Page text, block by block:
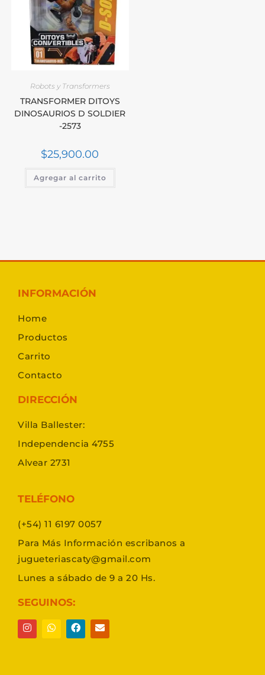
Robots y Transformers
TRANSFORMER DITOYS
DINOSAURIOS D SOLDIER
-2573
$25,900.00
Agregar al carrito
INFORMACIÓN
Home
Productos
Carrito
Contacto
DIRECCIÓN
Villa Ballester:
Independencia 4755
Alvear 2731
TELÉFONO
(+54) 11 6197 0057
Para Más Información escribanos a
jugueteriascaty@gmail.com
Lunes a sábado de 9 a 20 Hs.
SEGUINOS: